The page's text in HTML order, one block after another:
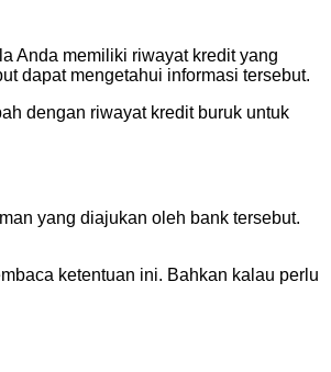
Anda memiliki riwayat kredit yang
dapat mengetahui informasi tersebut.
dengan riwayat kredit buruk untuk
yang diajukan oleh bank tersebut.
ketentuan ini. Bahkan kalau perlu